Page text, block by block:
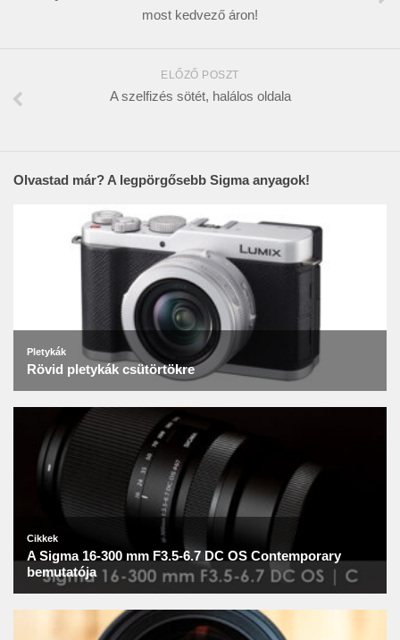
most kedvező áron!
ELŐZŐ POSZT
A szelfizés sötét, halálos oldala
Olvastad már? A legpörgősebb Sigma anyagok!